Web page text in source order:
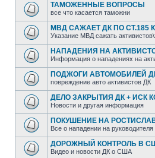
ТАМОЖЕННЫЕ ВОПРОСЫ
все что касается таможни
МВД САЖАЕТ ДК ПО СТ.185
Указание МВД сажать
НАПАДЕНИЯ НА
Информация о нападениях на
ПОДЖОГИ АВТОМОБИЛЕЙ
повреждение авто активистов ДК
ДЕЛО ЗАКРЫТИЯ ДК + ИСК
Новости и другая информация
ПОКУШЕНИЕ НА
Все о нападении на руководителя
ДОРОЖНЫЙ КОНТРОЛЬ В
Видео и новости ДК о США